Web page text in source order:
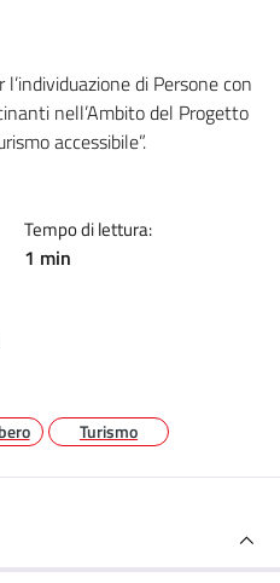
di Persone con
nell’Ambito del Progetto
accessibile”.
Tempo di lettura:
1 min
Turismo